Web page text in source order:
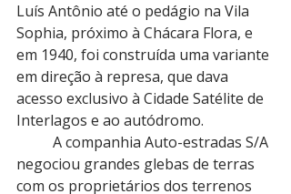
Luís Antônio até o pedágio na Vila
Sophia, próximo à Chácara Flora, e
em 1940, foi construída uma variante
em direção à represa, que dava
acesso exclusivo à Cidade Satélite de
Interlagos e ao autódromo.
A companhia Auto-estradas S/A
negociou grandes glebas de terras
com os proprietários dos terrenos